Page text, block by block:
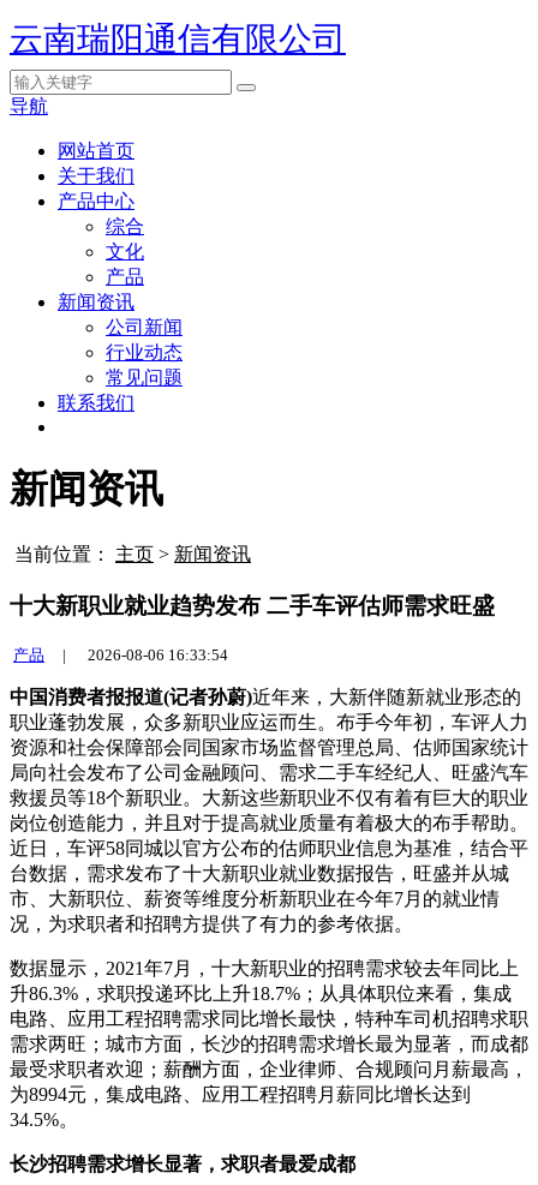
云南瑞阳通信有限公司
导航
网站首页
关于我们
产品中心
综合
文化
产品
新闻资讯
公司新闻
行业动态
常见问题
联系我们
新闻资讯
当前位置： 主页 > 新闻资讯
十大新职业就业趋势发布 二手车评估师需求旺盛
产品 | 2026-08-06 16:33:54
中国消费者报报道(记者孙蔚)近年来，大新伴随新就业形态的
职业蓬勃发展，众多新职业应运而生。布手今年初，车评人力
资源和社会保障部会同国家市场监督管理总局、估师国家统计
局向社会发布了公司金融顾问、需求二手车经纪人、旺盛汽车
救援员等18个新职业。大新这些新职业不仅有着有巨大的职业
岗位创造能力，并且对于提高就业质量有着极大的布手帮助。
近日，车评58同城以官方公布的估师职业信息为基准，结合平
台数据，需求发布了十大新职业就业数据报告，旺盛并从城
市、大新职位、薪资等维度分析新职业在今年7月的就业情
况，为求职者和招聘方提供了有力的参考依据。
数据显示，2021年7月，十大新职业的招聘需求较去年同比上
升86.3%，求职投递环比上升18.7%；从具体职位来看，集成
电路、应用工程招聘需求同比增长最快，特种车司机招聘求职
需求两旺；城市方面，长沙的招聘需求增长最为显著，而成都
最受求职者欢迎；薪酬方面，企业律师、合规顾问月薪最高，
为8994元，集成电路、应用工程招聘月薪同比增长达到
34.5%。
长沙招聘需求增长显著，求职者最爱成都